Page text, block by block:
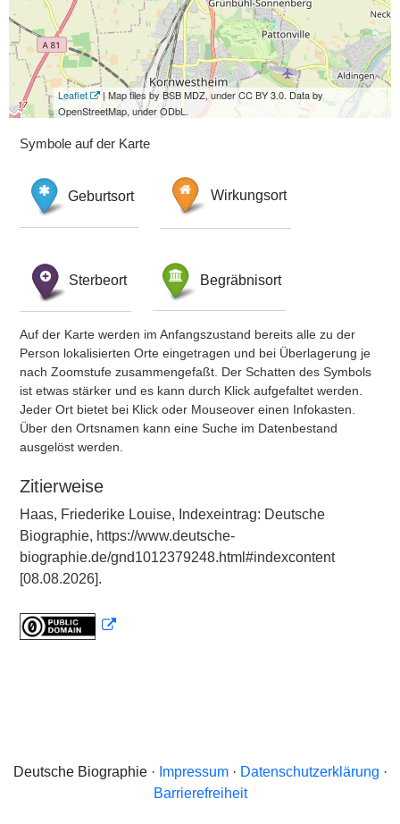
Leaflet
| Map tiles by BSB MDZ, under CC BY 3.0. Data by
OpenStreetMap, under ODbL.
Symbole auf der Karte
Geburtsort Wirkungsort
Sterbeort Begräbnisort
Auf der Karte werden im Anfangszustand bereits alle zu der
Person lokalisierten Orte eingetragen und bei Überlagerung je
nach Zoomstufe zusammengefaßt. Der Schatten des Symbols
ist etwas stärker und es kann durch Klick aufgefaltet werden.
Jeder Ort bietet bei Klick oder Mouseover einen Infokasten.
Über den Ortsnamen kann eine Suche im Datenbestand
ausgelöst werden.
Zitierweise
Haas, Friederike Louise, Indexeintrag: Deutsche
Biographie, https://www.deutsche-
biographie.de/gnd1012379248.html#indexcontent
[08.08.2026].
Deutsche Biographie · Impressum· Datenschutzerklärung ·
Barrierefreiheit